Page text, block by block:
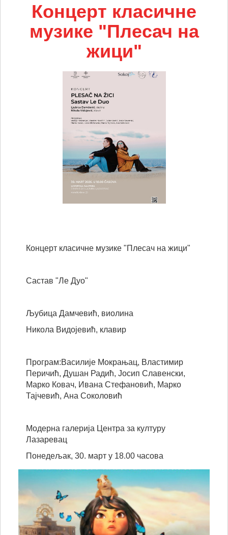
Концерт класичне
музике "Плесач на
жици"
Концерт класичне музике "Плесач на жици"
Састав "Ле Дуо"
Љубица Дамчевић, виолина
Никола Видојевић, клавир
Програм:Василије Мокрањац, Властимир
Перичић, Душан Радић, Јосип Славенски,
Марко Ковач, Ивана Стефановић, Марко
Тајчевић, Ана Соколовић
Модерна галерија Центра за културу
Лазаревац
Понедељак, 30. март у 18.00 часова